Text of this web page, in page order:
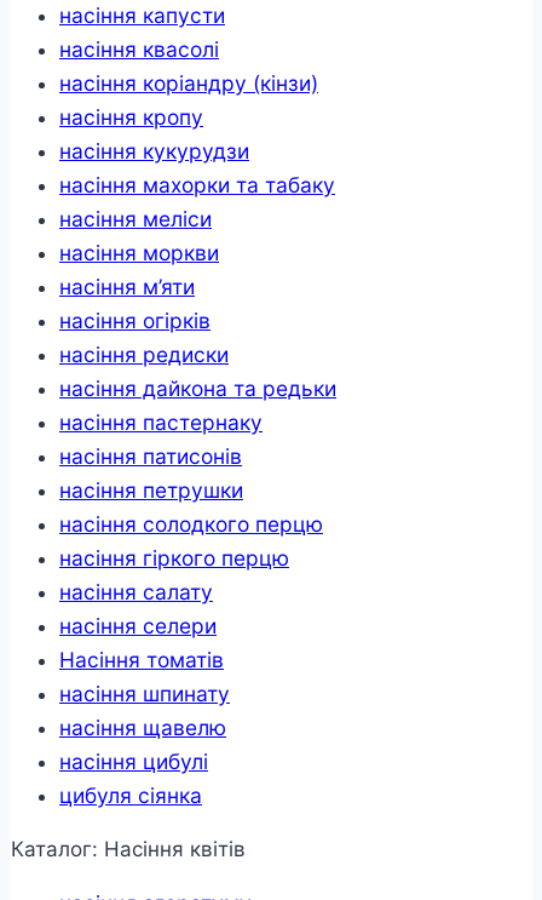
насіння капусти
насіння квасолі
насіння коріандру (кінзи)
насіння кропу
насіння кукурудзи
насіння махорки та табаку
насіння меліси
насіння моркви
насіння м’яти
насіння огірків
насіння редиски
насіння дайкона та редьки
насіння пастернаку
насіння патисонів
насіння петрушки
насіння солодкого перцю
насіння гіркого перцю
насіння салату
насіння селери
Насіння томатів
насіння шпинату
насіння щавелю
насіння цибулі
цибуля сіянка
Каталог: Насіння квітів